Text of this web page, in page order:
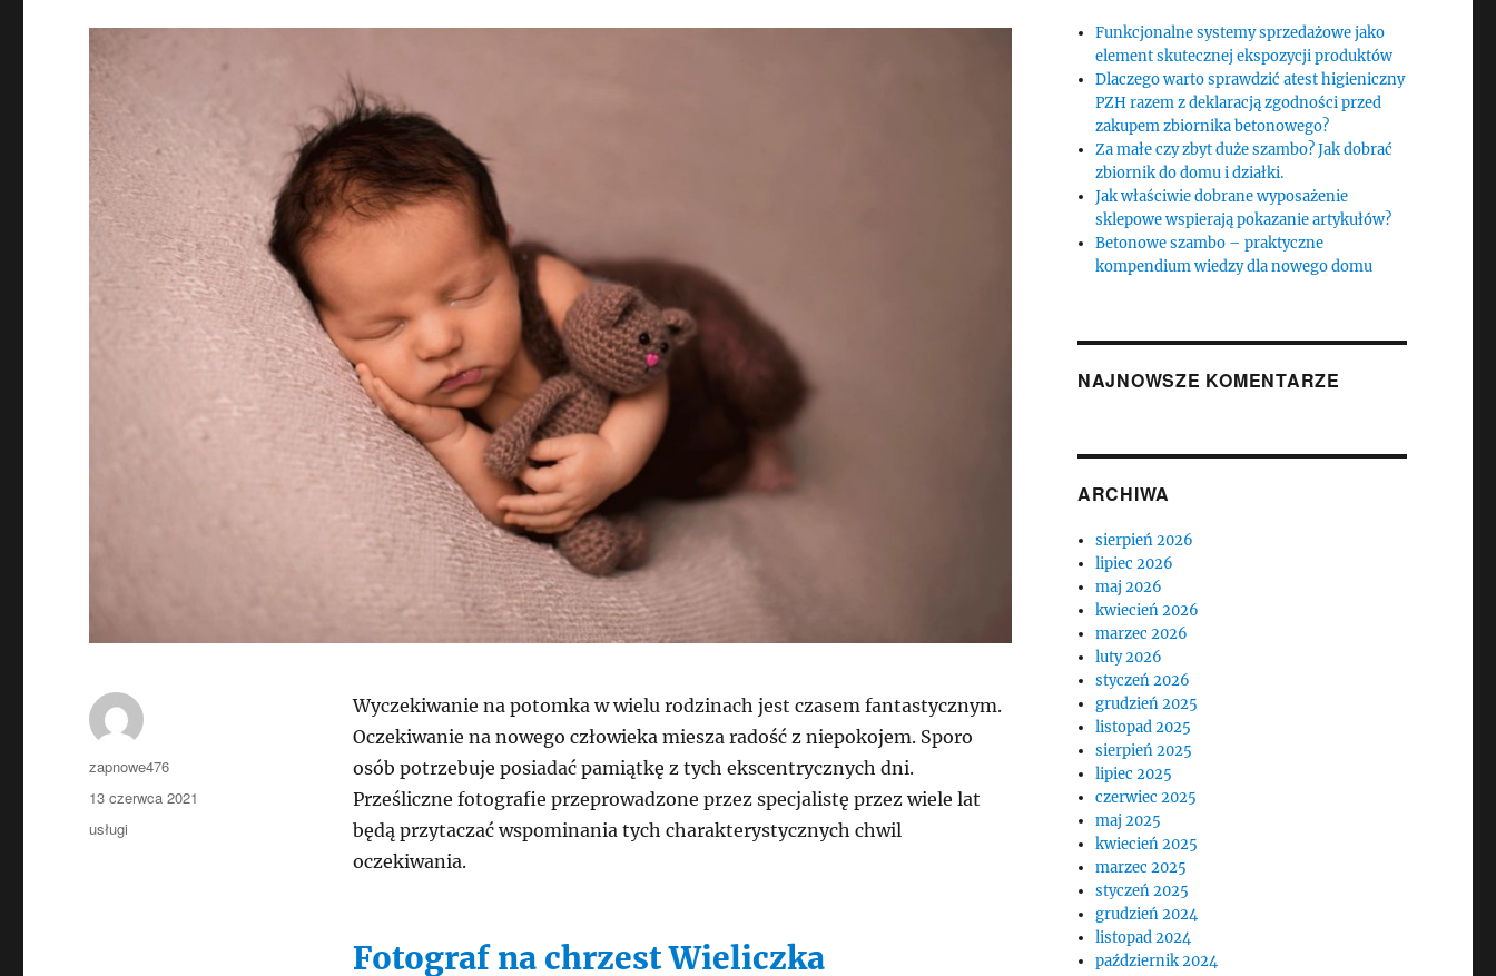
Wyczekiwanie na potomka w wielu rodzinach jest czasem fantastycznym.
Oczekiwanie na nowego człowieka miesza radość z niepokojem. Sporo
osób potrzebuje posiadać pamiątkę z tych ekscentrycznych dni.
Prześliczne fotografie przeprowadzone przez specjalistę przez wiele lat
będą przytaczać wspominania tych charakterystycznych chwil
oczekiwania.
Fotograf na chrzest Wieliczka
Autor
zapnowe476
Data
publikacji
13 czerwca 2021
Kategorie
usługi
Funkcjonalne systemy sprzedażowe jako
element skutecznej ekspozycji produktów
Dlaczego warto sprawdzić atest higieniczny
PZH razem z deklaracją zgodności przed
zakupem zbiornika betonowego?
Za małe czy zbyt duże szambo? Jak dobrać
zbiornik do domu i działki.
Jak właściwie dobrane wyposażenie
sklepowe wspierają pokazanie artykułów?
Betonowe szambo – praktyczne
kompendium wiedzy dla nowego domu
NAJNOWSZE KOMENTARZE
ARCHIWA
sierpień 2026
lipiec 2026
maj 2026
kwiecień 2026
marzec 2026
luty 2026
styczeń 2026
grudzień 2025
listopad 2025
sierpień 2025
lipiec 2025
czerwiec 2025
maj 2025
kwiecień 2025
marzec 2025
styczeń 2025
grudzień 2024
listopad 2024
październik 2024